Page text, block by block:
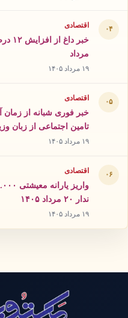
۰۴ اقتصادی
خبر
مرداد
۱۹ مرداد ۱۴۰۵
۰۵ اقتصادی
خبر فوری شبانه از زمان
تامین اجتماعی از زبان
۱۹ مرداد ۱۴۰۵
۰۶ اقتصادی
ندار ۲۰ مرداد ۱۴۰۵
۱۹ مرداد ۱۴۰۵